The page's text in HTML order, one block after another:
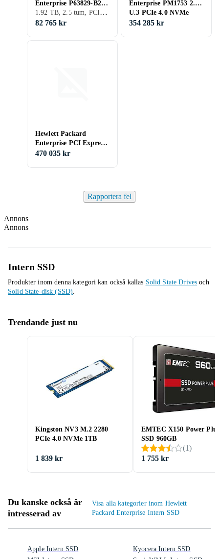
Enterprise P63829-B21
U.3 PCIe 4.0 NVMe
1.92TB
1.92 TB, 2.5 tum, PCIe Gen4 x4 NVMe
82 765 kr
Enterprise PM1753 2.5"
U.3 PCIe 4.0 NVMe
SSD 3.84Tt
354 285 kr
Hewlett Packard
Enterprise PCI Express
5.0 NVMe SSD 3.84TB
470 035 kr
Rapportera fel
Annons
Annons
Intern SSD
Produkter inom denna kategori kan också kallas Solid State Drives och
Solid State-disk (SSD).
Trendande just nu
Kingston NV3 M.2 2280
PCIe 4.0 NVMe 1TB
1 839 kr
EMTEC X150 Power Plus
SSD 960GB
(1)
1 755 kr
Du kanske också är
intresserad av
Visa alla kategorier inom Hewlett
Packard Enterprise Intern SSD
Apple Intern SSD
Kyocera Intern SSD